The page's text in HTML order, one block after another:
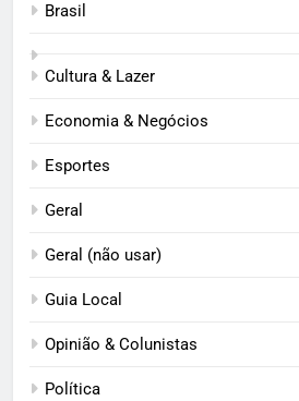
Brasil
Cultura & Lazer
Economia & Negócios
Esportes
Geral
Geral (não usar)
Guia Local
Opinião & Colunistas
Política